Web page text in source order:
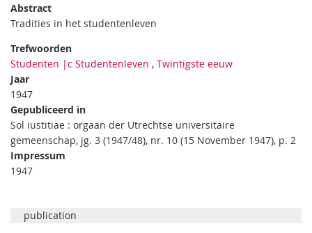
Abstract
Tradities in het studentenleven
Trefwoorden
Studenten |c Studentenleven , Twintigste eeuw
Jaar
1947
Gepubliceerd in
Sol iustitiae : orgaan der Utrechtse universitaire
gemeenschap, jg. 3 (1947/48), nr. 10 (15 November 1947), p. 2
Impressum
1947
publication